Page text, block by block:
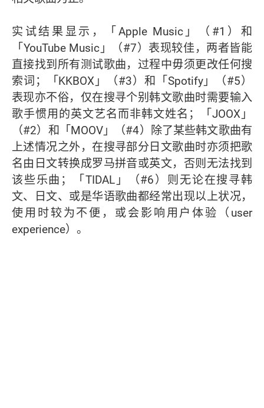
实试结果显示，「Apple Music」（#1）和
「YouTube Music」（#7）表现较佳，两者皆能
直接找到所有测试歌曲，过程中毋须更改任何搜
索词；「KKBOX」（#3）和「Spotify」（#5）
表现亦不俗，仅在搜寻个别韩文歌曲时需要输入
歌手惯用的英文艺名而非韩文姓名；「JOOX」
（#2）和「MOOV」（#4）除了某些韩文歌曲有
上述情况之外，在搜寻部分日文歌曲时亦须把歌
名由日文转换成罗马拼音或英文，否则无法找到
该些乐曲；「TIDAL」（#6）则无论在搜寻韩
文、日文、或是华语歌曲都经常出现以上状况，
使用时较为不便，或会影响用户体验（user
experience）。